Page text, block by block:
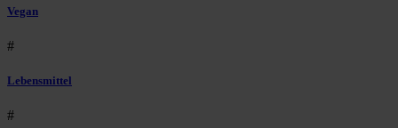
Vegan
#
Lebensmittel
#